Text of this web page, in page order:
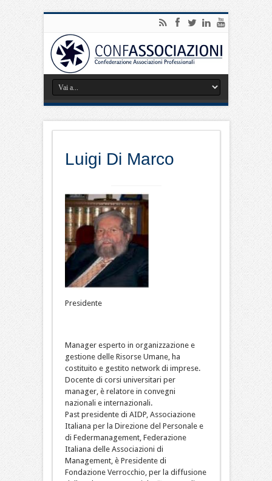
Luigi Di Marco
Presidente
Manager esperto in organizzazione e
gestione delle Risorse Umane, ha
costituito e gestito network di imprese.
Docente di corsi universitari per
manager, è relatore in convegni
nazionali e internazionali.
Past presidente di AIDP, Associazione
Italiana per la Direzione del Personale e
di Federmanagement, Federazione
Italiana delle Associazioni di
Management, è Presidente di
Fondazione Verrocchio, per la diffusione